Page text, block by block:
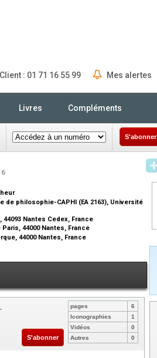
: 01 71 16 55 99 Mes alertes
Livres Compléments
S'abonner
de philosophie-CAPHI (EA 2163), Université
Nantes Cedex, France
44000 Nantes, France
44000 Nantes, France
S'abonner
pages
6
Iconographies
1
Vidéos
0
Autres
0